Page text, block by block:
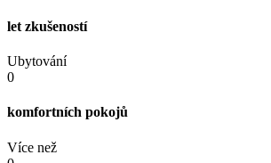
let zkušeností
Ubytování
0
komfortních pokojů
Více než